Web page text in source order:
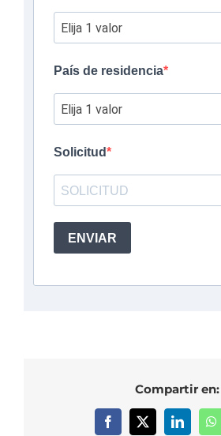
País de residencia
Solicitud
ENVIAR
Compartir en:
Facebook
X LinkedIn